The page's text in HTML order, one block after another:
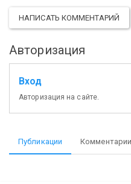
НАПИСАТЬ КОММЕНТАРИЙ
Авторизация
Вход
Авторизация на сайте.
Публикации Комментарии